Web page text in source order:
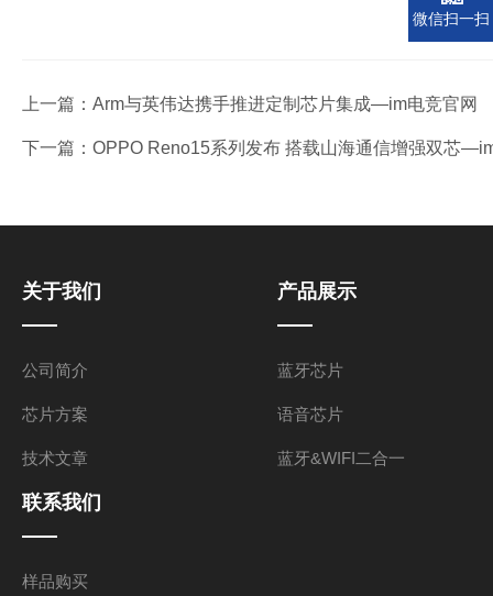
上一篇： Arm与英伟达携手推进定制芯片集成—im电竞官网
下一篇： OPPO Reno15系列发布 搭载山海通信增强双芯
关于我们
公司简介
芯片方案
技术文章
产品展示
蓝牙芯片
语音芯片
蓝牙&WIFI二合一
联系我们
样品购买
微信扫一扫